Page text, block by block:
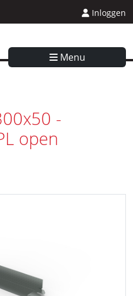
Inloggen
Menu
-
open